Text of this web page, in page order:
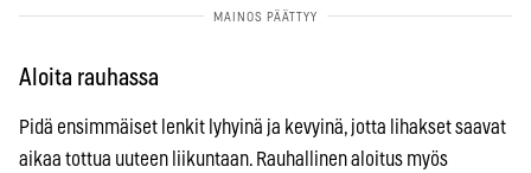
Aloita rauhassa
Pidä ensimmäiset lenkit lyhyinä ja kevyinä, jotta lihakset saavat
aikaa tottua uuteen liikuntaan. Rauhallinen aloitus myös